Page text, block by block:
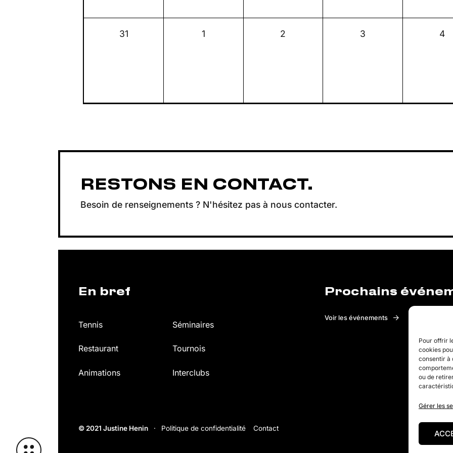
Pour offrir
cookies
consentir à
ou de
Gérer les
CLUB JUSTINE HENIN
0
31
0
1
0
2
0
3
0
4
RESTONS EN CONTACT.
Besoin de renseignements ? N'hésitez pas à nous contacter.
En bref
Tennis Séminaires
Restaurant Tournois
Animations Interclubs
Prochains
Voir les événements
© 2021 Justine Henin Politique de confidentialité Contact